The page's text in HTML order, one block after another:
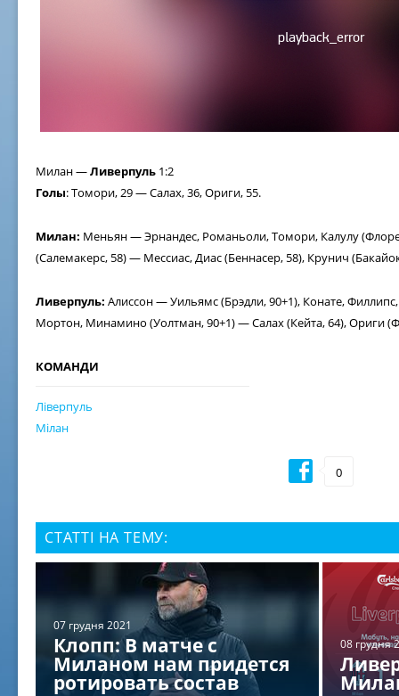
Милан —Ливерпуль 1:2
Голы: Томори, 29 — Салах, 36, Ориги, 55.
Милан: Меньян — Эрнандес, Романьоли, Томори, Калулу
(Cалемакерс, 58) — Мессиас, Диас (Беннасер, 58), Крунич
Ливерпуль: Алиссон — Уильямс (Брэдли, 90+1), Конате,
Мортон, Минамино (Уолтман, 90+1) — Салах (Кейта, 64), Ориги
КОМАНДИ
Ліверпуль
Мілан
0
СТАТТІ НА ТЕМУ:
07 грудня 2021
Клопп: В матче с
Миланом нам придется
ротировать состав
08 грудня